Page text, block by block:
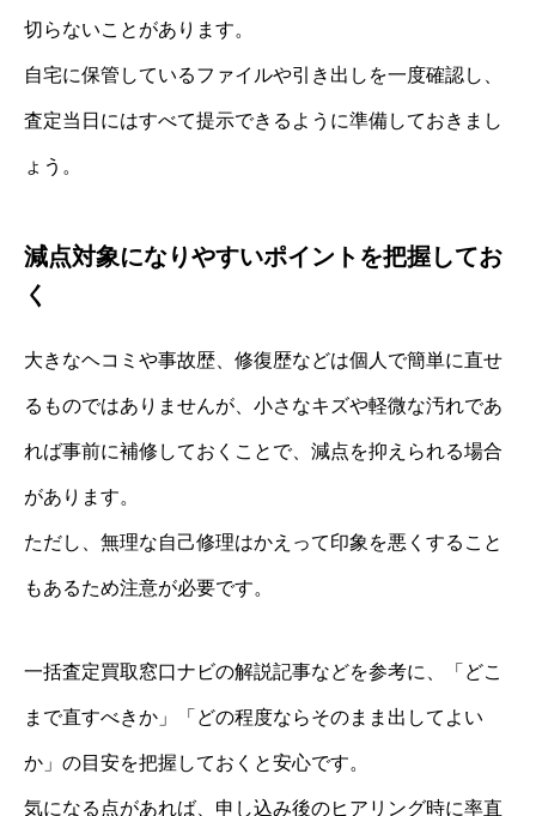
切らないことがあります。
自宅に保管しているファイルや引き出しを一度確認し、
査定当日にはすべて提示できるように準備しておきまし
ょう。
減点対象になりやすいポイントを把握してお
く
大きなヘコミや事故歴、修復歴などは個人で簡単に直せ
るものではありませんが、小さなキズや軽微な汚れであ
れば事前に補修しておくことで、減点を抑えられる場合
があります。
ただし、無理な自己修理はかえって印象を悪くすること
もあるため注意が必要です。
一括査定買取窓口ナビの解説記事などを参考に、「どこ
まで直すべきか」「どの程度ならそのまま出してよい
か」の目安を把握しておくと安心です。
気になる点があれば、申し込み後のヒアリング時に率直